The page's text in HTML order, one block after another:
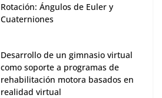
Rotación: Ángulos de Euler y
Cuaterniones
Desarrollo de un gimnasio virtual
como soporte a programas de
rehabilitación motora basados en
realidad virtual